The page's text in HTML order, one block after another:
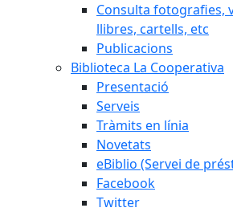
Consulta fotografies,
llibres, cartells, etc
Publicacions
Biblioteca La Cooperativa
Presentació
Serveis
Tràmits en línia
Novetats
eBiblio (Servei de
Facebook
Twitter